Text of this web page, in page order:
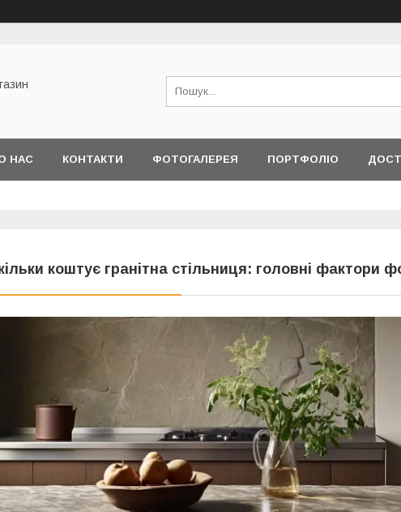
НАС КОНТАКТИ ФОТОГАЛЕРЕЯ ПОРТФОЛІО
коштує гранітна стільниця: головні фактори